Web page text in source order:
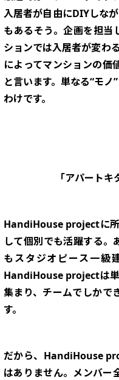
入居者が自由にDIYしな
もあるそう。企画を担
ションでは入居者が変わ
によってマンションの価
と言います。単なる“モ
わけです。
「アパートキ
HandiHouse projectに所
して個別でも活躍する。
もスタジオピース一級
HandiHouse projectは
集まり、チームでしかで
す。
だから、HandiHouse
はありません。メンバー